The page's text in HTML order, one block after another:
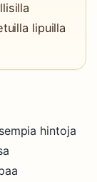
lipuilla
hintoja